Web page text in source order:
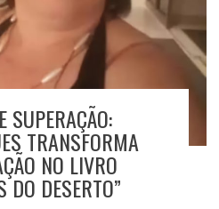
SUPERAÇÃO:
TRANSFORMA
NO LIVRO
DO DESERTO”